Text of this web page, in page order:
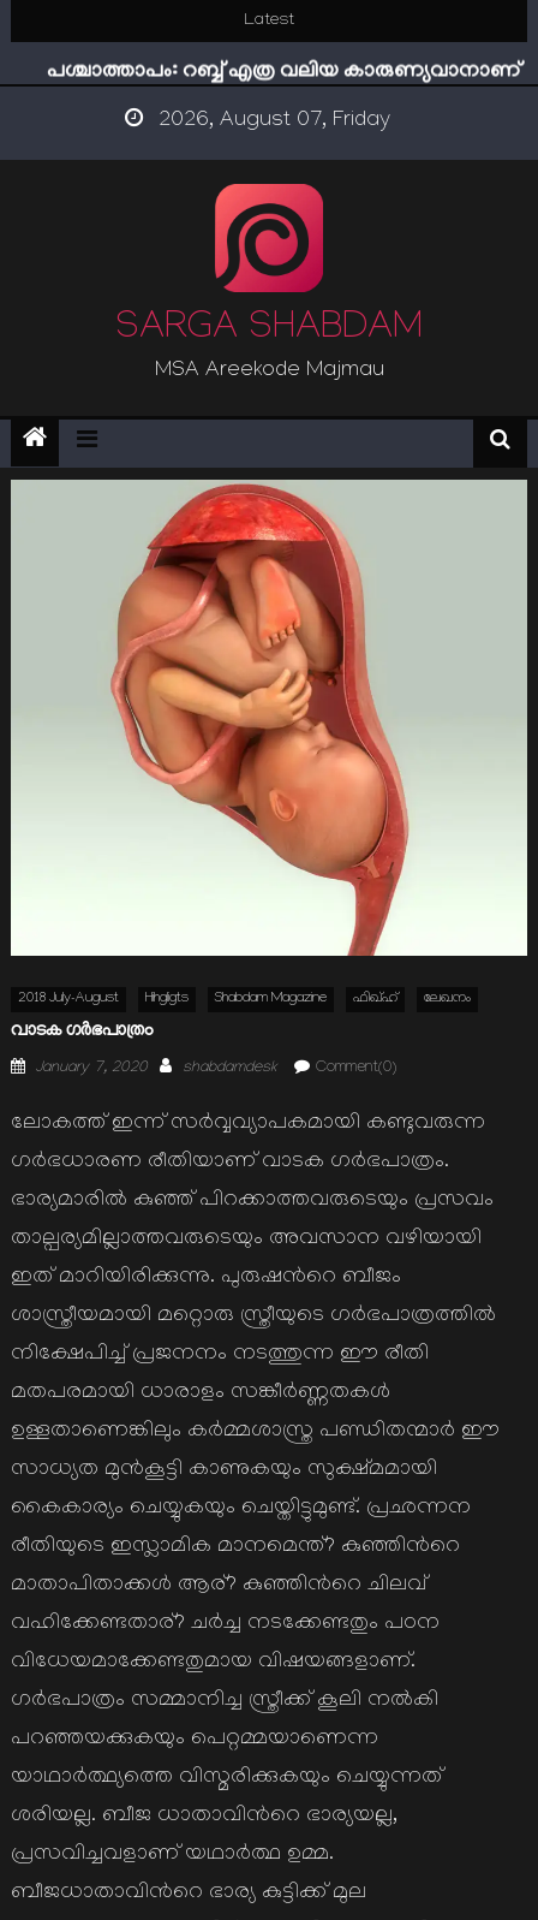
content
Latest
ഇമാം നവവി: അനന്തമായ നാൽപതാണ്ടുകൾ
പശ്ചാത്താപം: റബ്ബ് എത്ര വലിയ കാരുണ്യവാനാണ്
ഇന്ന് നേടിയാൽ ഇരട്ടി നേടാം
സൂക്ഷിക്കുക! കുറ്റകൃത്യങ്ങളാണിന്ന് ട്രെന്‍ഡ്
ഇമാം നവവി: അനന്തമായ നാൽപതാണ്ടുകൾ
2026, August 07, Friday
SARGA SHABDAM
MSA Areekode Majmau
2018 July-August Hihgligts Shabdam Magazine ഫിഖ്ഹ് ലേഖനം
വാടക ഗര്‍ഭപാത്രം
Posted
January 7, 2020 Author
shabdamdesk Comment(0)
ലോകത്ത് ഇന്ന് സര്‍വ്വവ്യാപകമായി കണ്ടുവരുന്ന
ഗര്‍ഭധാരണ രീതിയാണ് വാടക ഗര്‍ഭപാത്രം.
ഭാര്യമാരില്‍ കുഞ്ഞ് പിറക്കാത്തവരുടെയും പ്രസവം
താല്പര്യമില്ലാത്തവരുടെയും അവസാന വഴിയായി
ഇത് മാറിയിരിക്കുന്നു. പുരുഷന്‍റെ ബീജം
ശാസ്ത്രീയമായി മറ്റൊരു സ്ത്രീയുടെ ഗര്‍ഭപാത്രത്തില്‍
നിക്ഷേപിച്ച് പ്രജനനം നടത്തുന്ന ഈ രീതി
മതപരമായി ധാരാളം സങ്കീര്‍ണ്ണതകള്‍
ഉള്ളതാണെങ്കിലും കര്‍മ്മശാസ്ത്ര പണ്ഡിതന്മാര്‍ ഈ
സാധ്യത മുന്‍കൂട്ടി കാണുകയും സുക്ഷ്മമായി
കൈകാര്യം ചെയ്യുകയും ചെയ്തിട്ടുമുണ്ട്. പ്രഛന്നന
രീതിയുടെ ഇസ്ലാമിക മാനമെന്ത്? കുഞ്ഞിന്‍റെ
മാതാപിതാക്കള്‍ ആര്? കുഞ്ഞിന്‍റെ ചിലവ്
വഹിക്കേണ്ടതാര്? ചര്‍ച്ച നടക്കേണ്ടതും പഠന
വിധേയമാക്കേണ്ടതുമായ വിഷയങ്ങളാണ്.
ഗര്‍ഭപാത്രം സമ്മാനിച്ച സ്ത്രീക്ക് കൂലി നല്‍കി
പറഞ്ഞയക്കുകയും പെറ്റമ്മയാണെന്ന
യാഥാര്‍ത്ഥ്യത്തെ വിസ്മരിക്കുകയും ചെയ്യുന്നത്
ശരിയല്ല. ബീജ ധാതാവിന്‍റെ ഭാര്യയല്ല,
പ്രസവിച്ചവളാണ് യഥാര്‍ത്ഥ ഉമ്മ.
ബീജധാതാവിന്‍റെ ഭാര്യ കുട്ടിക്ക് മുല